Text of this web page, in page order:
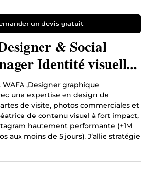
un devis gratuit
& Social
Identité visuelle
fiches • Contenu
WAFA ,Designer graphique
une expertise en design de
de visite, photos commerciales et
de contenu visuel à fort impact,
hautement performante (+1M
aux moins de 5 jours). J’allie stratégie
marques et entrepreneurs dans la
visuelle forte, cohérente et